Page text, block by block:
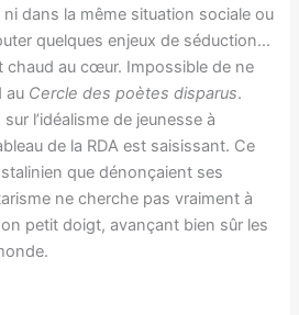
dans la même situation sociale ou
quelques enjeux de séduction…
chaud au cœur. Impossible de ne
au Cercle des poètes disparus.
l’idéalisme de jeunesse à
de la RDA est saisissant. Ce
stalinien que dénonçaient ses
ne cherche pas vraiment à
petit doigt, avançant bien sûr les